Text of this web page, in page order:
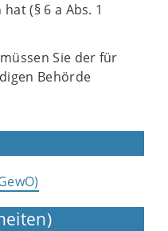
(§ 6 a Abs. 1
Sie der für
Behörde